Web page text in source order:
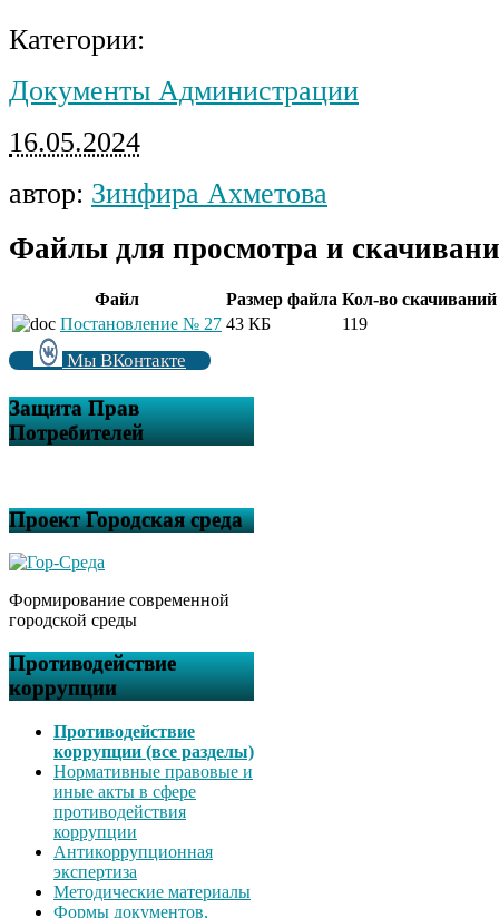
Категории:
Документы Администрации
16.05.2024
автор: Зинфира Ахметова
Файлы для просмотра и
Файл Размер файла Кол-во скачиваний
Постановление № 27 43 КБ 119
Мы ВКонтакте
Защита Прав
Потребителей
Проект Городская среда
Формирование современной
городской среды
Противодействие
коррупции
Противодействие
коррупции (все разделы)
Нормативные правовые и
иные акты в сфере
противодействия
коррупции
Антикоррупционная
экспертиза
Методические материалы
Формы документов,